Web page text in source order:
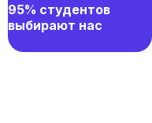
95% студентов
выбирают нас